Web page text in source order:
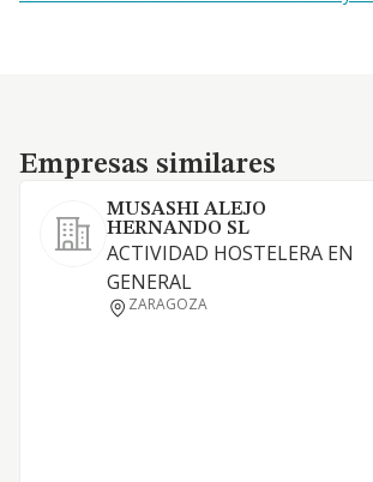
Empresas similares
Empresas similares
MUSASHI ALEJO
HERNANDO SL
ACTIVIDAD HOSTELERA EN
GENERAL
ZARAGOZA